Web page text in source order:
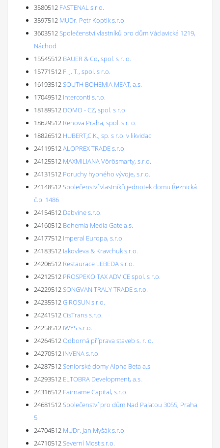
3580512 FASTENAL s.r.o.
3597512 MUDr. Petr Koptík s.r.o.
3603512Společenství vlastníků pro dům Václavická 1219,
Náchod
15545512 BAUER & Co, spol. s r. o.
15771512 F. J. T., spol. s r.o.
16193512SOUTH BOHEMIA MEAT, a.s.
17049512 Interconti s.r.o.
18189512 DOMO - CZ, spol. s r.o.
18629512 Renova Praha, spol. s r. o.
18826512 HUBERT,C.K., sp. s r.o. v likvidaci
24119512ALOPREX TRADE s.r.o.
24125512 MAXMILIANA Vörösmarty, s.r.o.
24131512 Poruchy hybného vývoje, s.r.o.
24148512Společenství vlastníků jednotek domu Řeznická
č.p. 1486
24154512 Dabvine s.r.o.
24160512 Bohemia Media Gate a.s.
24177512 Imperal Europa, s.r.o.
24183512 Iakovleva & Kravchuk s.r.o.
24206512 Restaurace LEBEDA s.r.o.
24212512 PROSPEKO TAX ADVICE spol. s r.o.
24229512SONGVAN TRALY TRADE s.r.o.
24235512GIROSUN s.r.o.
24241512CisTrans s.r.o.
24258512 IWYS s.r.o.
24264512Odborná příprava staveb s. r. o.
24270512 INVENA s.r.o.
24287512Seniorské domy Alpha Beta a.s.
24293512 ELTOBRA Development, a.s.
24316512 Fairname Capital, s.r.o.
24681512Společenství pro dům Nad Palatou 3055, Praha
5
24704512 MUDr. Jan Myšák s.r.o.
24710512Severní Most s.r.o.